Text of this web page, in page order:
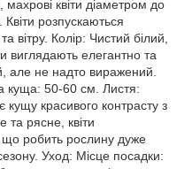
махрові квіти діаметром до
розпускаються
вітру. Колір: Чистий білий,
виглядають елегантно та
але не надто виражений.
куща: 50-60 см. Листя:
красивого контрасту з
та рясне, квіти
що робить рослину дуже
Уход: Місце посадки: